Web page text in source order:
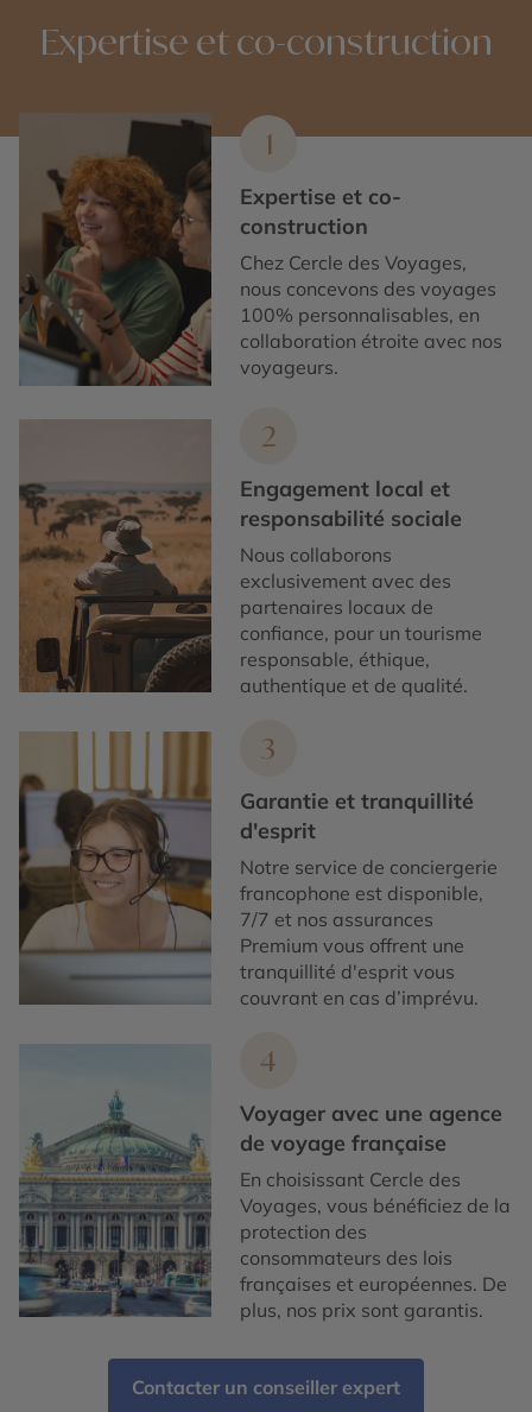
Expertise et co-construction
1
Expertise et co-
construction
Chez Cercle des Voyages,
nous concevons des voyages
100% personnalisables, en
collaboration étroite avec nos
voyageurs.
2
Engagement local et
responsabilité sociale
Nous collaborons
exclusivement avec des
partenaires locaux de
confiance, pour un tourisme
responsable, éthique,
authentique et de qualité.
3
Garantie et tranquillité
d'esprit
Notre service de conciergerie
francophone est disponible,
7/7 et nos assurances
Premium vous offrent une
tranquillité d'esprit vous
couvrant en cas d’imprévu.
4
Voyager avec une agence
de voyage française
En choisissant Cercle des
Voyages, vous bénéficiez de la
protection des
consommateurs des lois
françaises et européennes. De
plus, nos prix sont garantis.
Contacter un conseiller expert